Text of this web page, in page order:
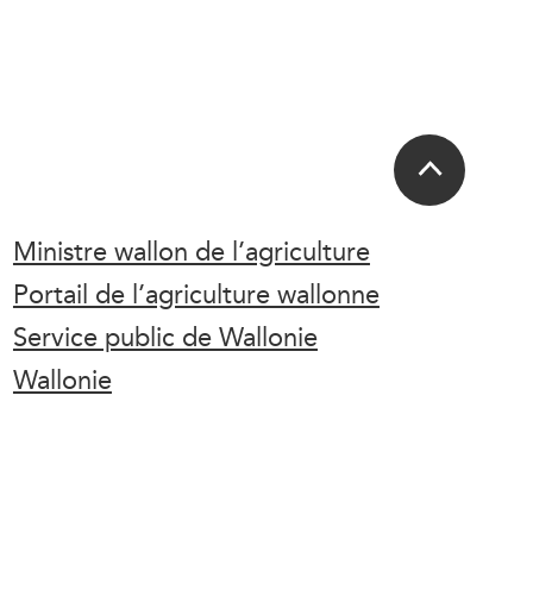
Ministre wallon de l’agriculture
Portail de l’agriculture wallonne
Service public de Wallonie
Wallonie